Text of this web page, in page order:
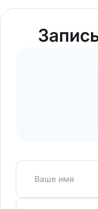
Ваше имя